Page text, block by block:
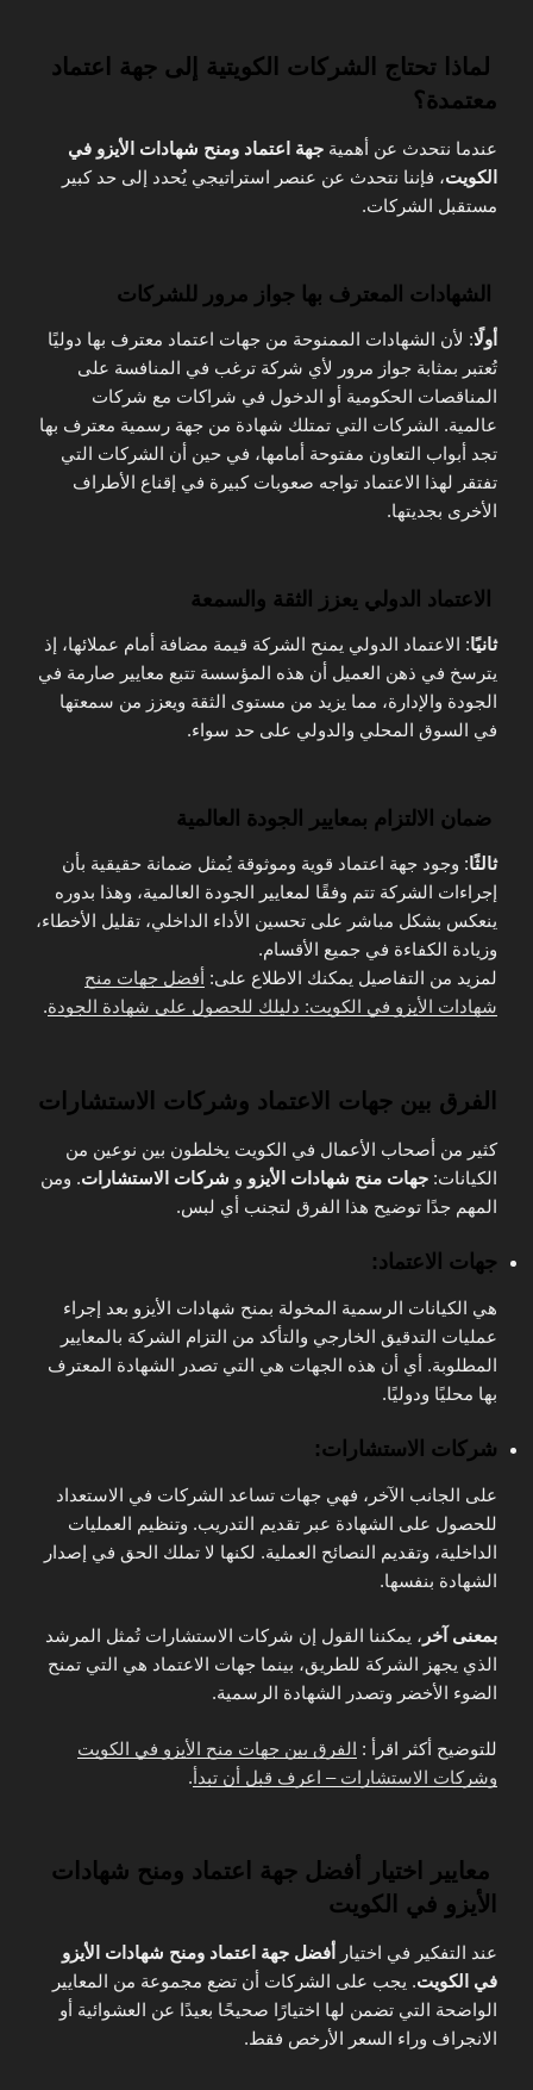
لماذا تحتاج الشركات الكويتية إلى جهة اعتماد
معتمدة؟
عندما نتحدث عن أهمية جهة اعتماد ومنح شهادات الأيزو في
الكويت، فإننا نتحدث عن عنصر استراتيجي يُحدد إلى حد كبير
مستقبل الشركات.
الشهادات المعترف بها جواز مرور للشركات
أولًا: لأن الشهادات الممنوحة من جهات اعتماد معترف بها دوليًا
تُعتبر بمثابة جواز مرور لأي شركة ترغب في المنافسة على
المناقصات الحكومية أو الدخول في شراكات مع شركات
عالمية. الشركات التي تمتلك شهادة من جهة رسمية معترف بها
تجد أبواب التعاون مفتوحة أمامها، في حين أن الشركات التي
تفتقر لهذا الاعتماد تواجه صعوبات كبيرة في إقناع الأطراف
الأخرى بجديتها.
الاعتماد الدولي يعزز الثقة والسمعة
ثانيًا: الاعتماد الدولي يمنح الشركة قيمة مضافة أمام عملائها، إذ
يترسخ في ذهن العميل أن هذه المؤسسة تتبع معايير صارمة في
الجودة والإدارة، مما يزيد من مستوى الثقة ويعزز من سمعتها
في السوق المحلي والدولي على حد سواء.
ضمان الالتزام بمعايير الجودة العالمية
ثالثًا: وجود جهة اعتماد قوية وموثوقة يُمثل ضمانة حقيقية بأن
إجراءات الشركة تتم وفقًا لمعايير الجودة العالمية، وهذا بدوره
ينعكس بشكل مباشر على تحسين الأداء الداخلي، تقليل الأخطاء،
وزيادة الكفاءة في جميع الأقسام.
لمزيد من التفاصيل يمكنك الاطلاع على: أفضل جهات منح
شهادات الأيزو في الكويت: دليلك للحصول على شهادة الجودة.
الفرق بين جهات الاعتماد وشركات الاستشارات
كثير من أصحاب الأعمال في الكويت يخلطون بين نوعين من
الكيانات: جهات منح شهادات الأيزو و شركات الاستشارات. ومن
المهم جدًا توضيح هذا الفرق لتجنب أي لبس.
جهات الاعتماد:
هي الكيانات الرسمية المخولة بمنح شهادات الأيزو بعد إجراء
عمليات التدقيق الخارجي والتأكد من التزام الشركة بالمعايير
المطلوبة. أي أن هذه الجهات هي التي تصدر الشهادة المعترف
بها محليًا ودوليًا.
شركات الاستشارات:
على الجانب الآخر، فهي جهات تساعد الشركات في الاستعداد
للحصول على الشهادة عبر تقديم التدريب. وتنظيم العمليات
الداخلية، وتقديم النصائح العملية. لكنها لا تملك الحق في إصدار
الشهادة بنفسها.
بمعنى آخر ، يمكننا القول إن شركات الاستشارات تُمثل المرشد
الذي يجهز الشركة للطريق، بينما جهات الاعتماد هي التي تمنح
الضوء الأخضر وتصدر الشهادة الرسمية.
للتوضيح أكثر اقرأ : الفرق بين جهات منح الأيزو في الكويت
وشركات الاستشارات – اعرف قبل أن تبدأ.
معايير اختيار أفضل جهة اعتماد ومنح شهادات
الأيزو في الكويت
عند التفكير في اختيار أفضل جهة اعتماد ومنح شهادات الأيزو
في الكويت. يجب على الشركات أن تضع مجموعة من المعايير
الواضحة التي تضمن لها اختيارًا صحيحًا بعيدًا عن العشوائية أو
الانجراف وراء السعر الأرخص فقط.